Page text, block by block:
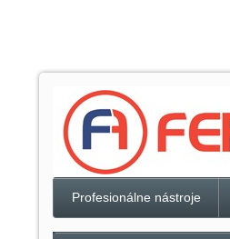
Profesionálne nástroje